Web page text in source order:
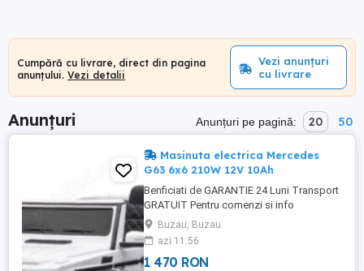
Cumpără cu livrare, direct din pagina
anunțului. Vezi detalii
Vezi anunțuri
cu livrare
Anunțuri Anunțuri pe pagină: 20 50
Masinuta electrica Mercedes
G63 6x6 210W 12V 10Ah
Benficiati de GARANTIE 24 Luni Transport
GRATUIT Pentru comenzi si info
contactati-ne Masinuta electrica
Mercedes G63 6x6 210W 12V 10Ah Roti
moi din cauciuc EVA, silentioase si
confortabile Scaunta tapitat cu piele
Buzau, Buzau
azi 11:56
1 470 RON